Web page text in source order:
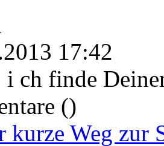
17:42
ch finde
()
kurze Weg zur